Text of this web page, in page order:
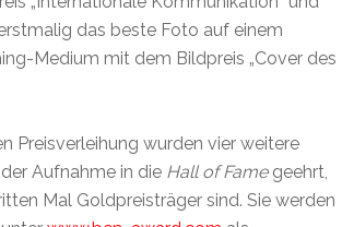
das beste Foto auf einem
Medium mit dem Bildpreis „Cover des
Preisverleihung wurden vier weitere
Aufnahme in die Hall of Famegeehrt,
Mal Goldpreisträger sind. Sie werden